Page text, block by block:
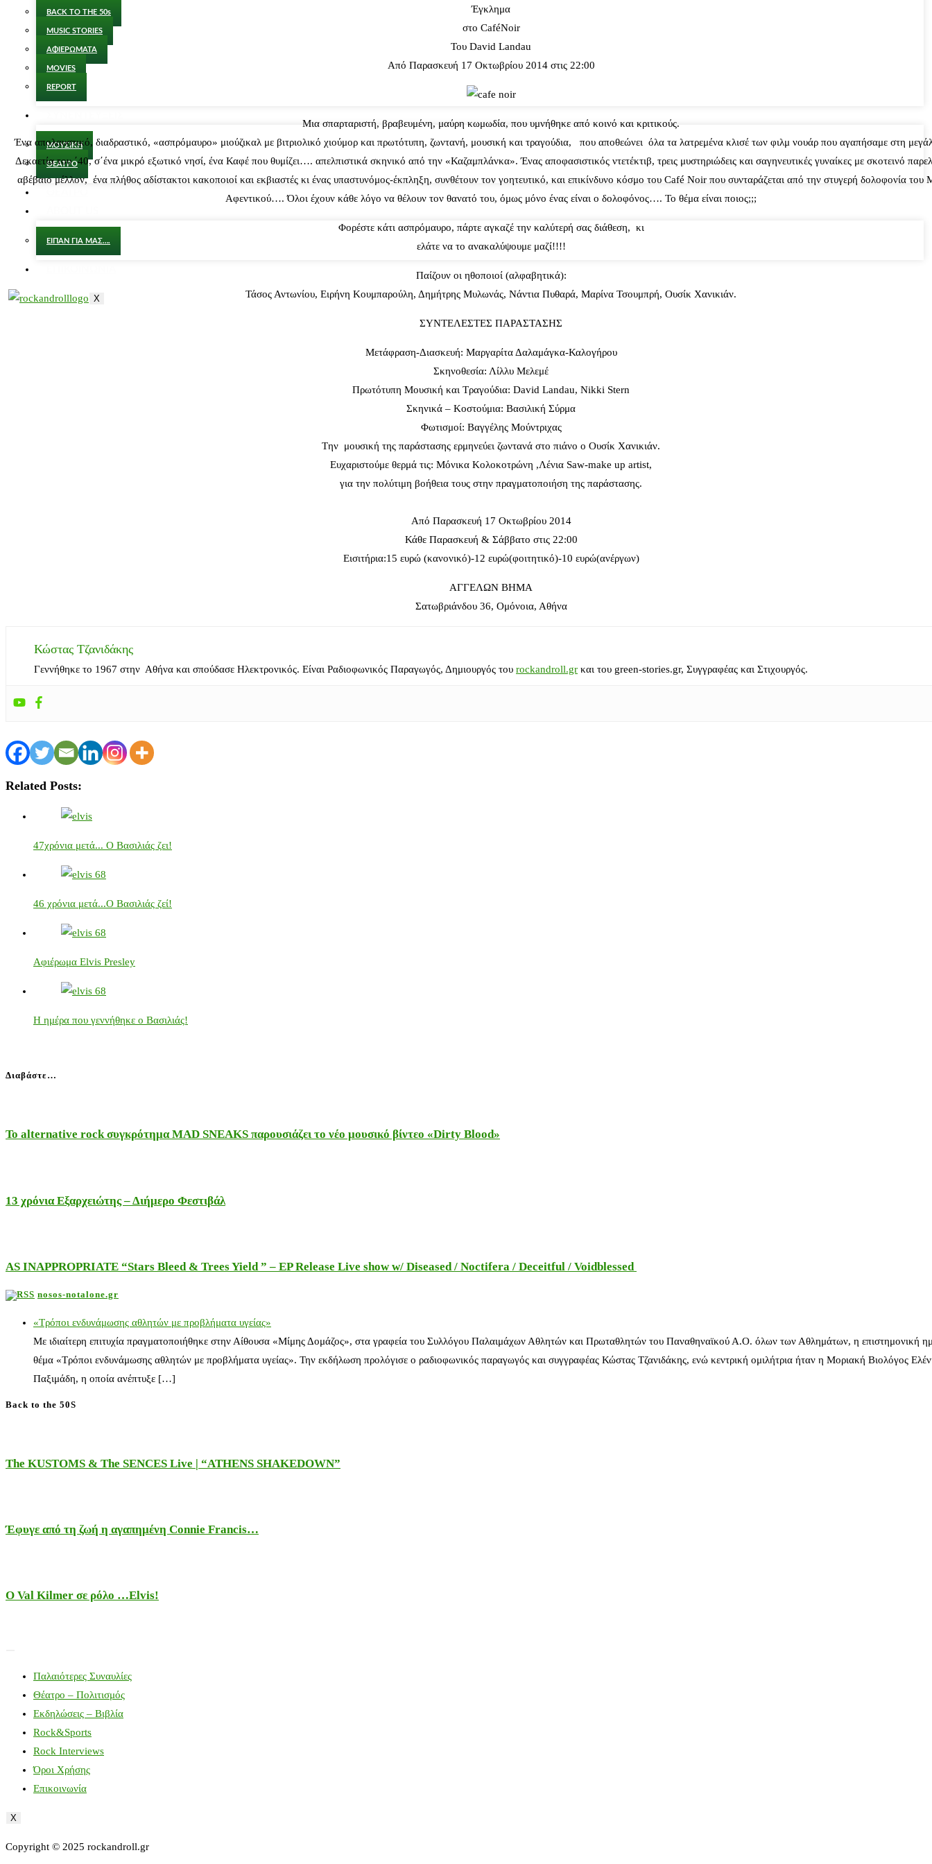
BACK TO THE 50s
MUSIC STORIES
ΑΦΙΕΡΩΜΑΤΑ
MOVIES
REPORT
ΜΟΥΣΙΚΗ
ΘΕΑΤΡΟ
ΕΙΠΑΝ ΓΙΑ ΜΑΣ….
X
Έγκλημα
στο CaféNoir
Του David Landau
Από Παρασκευή 17 Οκτωβρίου 2014 στις 22:00
Μια σπαρταριστή, βραβευμένη, μαύρη κωμωδία, που υμνήθηκε από κοινό και κριτικούς.
Ένα απολαυστικό, διαδραστικό, «ασπρόμαυρο» μιούζικαλ με βιτριολικό χιούμορ και πρωτότυπη, ζωντανή, μουσική και τραγούδια, που αποθεώνει όλα τα λατρεμένα κλισέ των φιλμ νουάρ που αγαπήσαμε στη
Δεκαετία του ΄40, σ΄ένα μικρό εξωτικό νησί, ένα Καφέ που θυμίζει…. απελπιστικά σκηνικό από την «Καζαμπλάνκα». Ένας αποφασιστικός ντετέκτιβ, τρεις μυστηριώδεις και σαγηνευτικές γυναίκες με σκοτεινό
αβέβαιο μέλλον, ένα πλήθος αδίστακτοι κακοποιοί και εκβιαστές κι ένας υπαστυνόμος-έκπληξη, συνθέτουν τον γοητευτικό, και επικίνδυνο κόσμο του Café Noir που συνταράζεται από την στυγερή δολοφονία του
Αφεντικού…. Όλοι έχουν κάθε λόγο να θέλουν τον θανατό του, όμως μόνο ένας είναι ο δολοφόνος…. Το θέμα είναι ποιος;;;
Φορέστε κάτι ασπρόμαυρο, πάρτε αγκαζέ την καλύτερή σας διάθεση, κι
ελάτε να το ανακαλύψουμε μαζί!!!!
Παίζουν οι ηθοποιοί (αλφαβητικά):
Τάσος Αντωνίου, Ειρήνη Κουμπαρούλη, Δημήτρης Μυλωνάς, Νάντια Πυθαρά, Μαρίνα Τσουμπρή, Ουσίκ Χανικιάν.
ΣΥΝΤΕΛΕΣΤΕΣ ΠΑΡΑΣΤΑΣΗΣ
Μετάφραση-Διασκευή: Μαργαρίτα Δαλαμάγκα-Καλογήρου
Σκηνοθεσία: Λίλλυ Μελεμέ
Πρωτότυπη Μουσική και Τραγούδια: David Landau, Nikki Stern
Σκηνικά – Κοστούμια: Βασιλική Σύρμα
Φωτισμοί: Βαγγέλης Μούντριχας
Tην μουσική της παράστασης ερμηνεύει ζωντανά στο πιάνο ο Ουσίκ Χανικιάν.
Ευχαριστούμε θερμά τις: Μόνικα Κολοκοτρώνη ,Λένια Saw-make up artist,
για την πολύτιμη βοήθεια τους στην πραγματοποιήση της παράστασης.
Από Παρασκευή 17 Οκτωβρίου 2014
Κάθε Παρασκευή & Σάββατο στις 22:00
Εισιτήρια:15 ευρώ (κανονικό)-12 ευρώ(φοιτητικό)-10 ευρώ(ανέργων)
ΑΓΓΕΛΩΝ ΒΗΜΑ
Σατωβριάνδου 36, Ομόνοια, Αθήνα
Κώστας Τζανιδάκης
Γεννήθηκε το 1967 στην Αθήνα και σπούδασε Ηλεκτρονικός. Είναι Ραδιοφωνικός Παραγωγός, Δημιουργός του rockandroll.gr και του green-stories.gr, Συγγραφέας και Στιχουργός.
Related Posts:
47χρόνια μετά... Ο Βασιλιάς ζει!
46 χρόνια μετά...Ο Βασιλιάς ζεί!
Αφιέρωμα Elvis Presley
Η ημέρα που γεννήθηκε ο Βασιλιάς!
Διαβάστε…
Το alternative rock συγκρότημα MAD SNEAKS παρουσιάζει το νέο μουσικό βίντεο «Dirty Blood»
13 χρόνια Εξαρχειώτης – Διήμερο Φεστιβάλ
AS INAPPROPRIATE “Stars Bleed & Trees Yield ” – EP Release Live show w/ Diseased / Noctifera / Deceitful / Voidblessed
nosos-notalone.gr
«Τρόποι ενδυνάμωσης αθλητών με προβλήματα υγείας»
Με ιδιαίτερη επιτυχία πραγματοποιήθηκε στην Αίθουσα «Μίμης Δομάζος», στα γραφεία του Συλλόγου Παλαιμάχων Αθλητών και Πρωταθλητών του Παναθηναϊκού Α.Ο. όλων των Αθλημάτων, η επιστημονική
θέμα «Τρόποι ενδυνάμωσης αθλητών με προβλήματα υγείας». Την εκδήλωση προλόγισε ο ραδιοφωνικός παραγωγός και συγγραφέας Κώστας Τζανιδάκης, ενώ κεντρική ομιλήτρια ήταν η Μοριακή Βιολόγος
Παξιμάδη, η οποία ανέπτυξε […]
Back to the 50S
The KUSTOMS & The SENCES Live | “ATHENS SHAKEDOWN”
Έφυγε από τη ζωή η αγαπημένη Connie Francis…
Ο Val Kilmer σε ρόλο …Elvis!
Παλαιότερες Συναυλίες
Θέατρο – Πολιτισμός
Εκδηλώσεις – Βιβλία
Rock&Sports
Rock Interviews
Όροι Χρήσης
Επικοινωνία
X
Copyright © 2025 rockandroll.gr